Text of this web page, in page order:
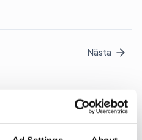
Nästa
Almedalen